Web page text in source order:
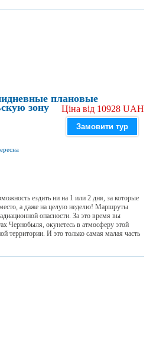
плановые
зону Ціна від 10928 UAH
Замовити тур
ездить ни на 1 или 2 дня, за которые
место, а даже на целую неделю! Маршруты
опасности. За это время вы
Чернобыля, окунетесь в атмосферу этой
территории. И это только самая малая часть